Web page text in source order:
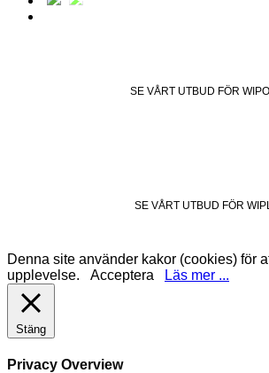
SE VÅRT UTBUD FÖR
SE VÅRT UTBUD FÖR
Denna site använder kakor (cookies) för
upplevelse. Acceptera Läs mer ...
Stäng
Privacy Overview